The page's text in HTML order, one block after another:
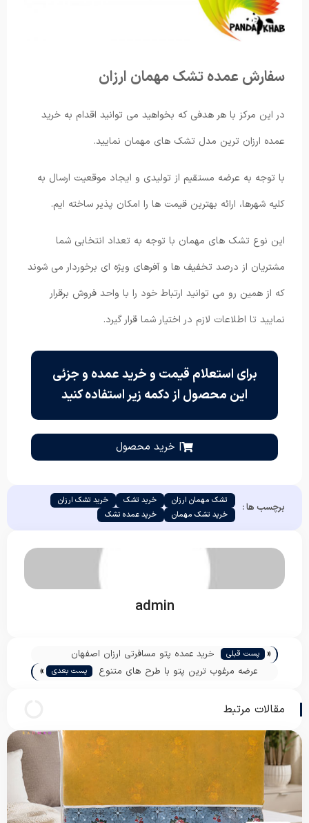
سفارش عمده تشک مهمان ارزان
در این مرکز با هر هدفی که بخواهید می توانید اقدام به خرید
عمده ارزان ترین مدل تشک های مهمان نمایید.
با توجه به عرضه مستقیم از تولیدی و ایجاد موقعیت ارسال به
کلیه شهرها، ارائه بهترین قیمت ها را امکان پذیر ساخته ایم.
این نوع تشک های مهمان با توجه به تعداد انتخابی شما
مشتریان از درصد تخفیف ها و آفرهای ویژه ای برخوردار می شوند
که از همین رو می توانید ارتباط خود را با واحد فروش برقرار
نمایید تا اطلاعات لازم در اختیار شما قرار گیرد.
برای استعلام قیمت و خرید عمده و جزئی
این محصول از دکمه زیر استفاده کنید
| خرید محصول
برچسب ها : تشک مهمان ارزان خرید تشک
خرید تشک ارزان
خرید تشک مهمان
خرید عمده تشک
admin
« پست قبلی
خرید عمده پتو مسافرتی ارزان اصفهان
عرضه مرغوب ترین پتو با طرح های متنوع
پست بعدی »
مقالات مرتبط